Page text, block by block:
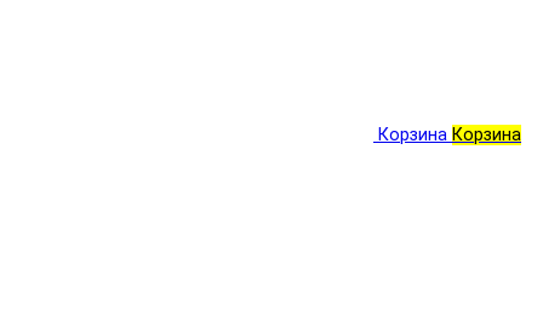
Корзина Корзина